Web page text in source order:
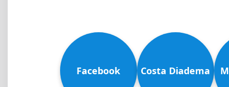
Facebook Costa Diadema